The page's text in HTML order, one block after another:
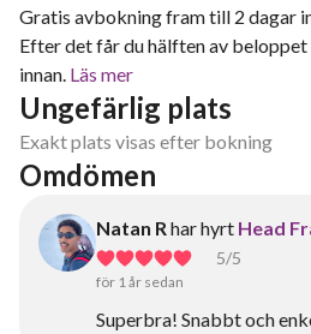
Gratis avbokning fram till 2 dagar
Efter det får du hälften av
innan. Läs mer
Ungefärlig plats
Exakt plats visas efter bokning
Omdömen
Natan Rhar hyrt Head
5/5
för 1 år sedan
Superbra! Snabbt och